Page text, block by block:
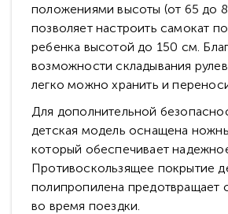
положениями высоты (от 65 до
позволяет настроить самокат
ребенка высотой до 150 см.
возможности складывания
легко можно хранить и
Для дополнительной
детская модель оснащена
который обеспечивает
Противоскользящее покрытие
полипропилена предотвращает
во время поездки.